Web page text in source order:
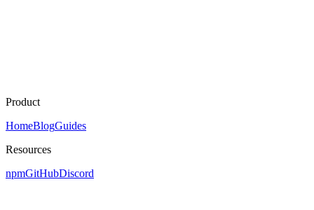
Product
HomeBlogGuides
Resources
npmGitHubDiscord